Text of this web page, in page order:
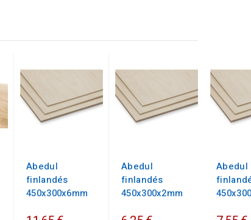
Abedul
finlandés
450x300x6mm
Abedul
finlandés
450x300x2mm
Abedul